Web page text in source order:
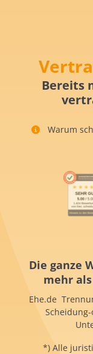
Bereits
Warum
Die ganze
mehr
Ehe.de
*) Alle